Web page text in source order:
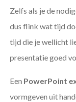
Zelfs als je de
dus flink wat tijd
tijd die je wellicht
presentatie goed
Een PowerPoint
vormgeven uit